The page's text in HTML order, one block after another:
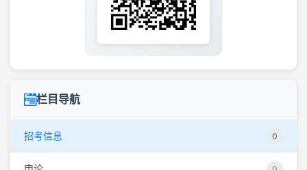
栏目导航
招考信息 0